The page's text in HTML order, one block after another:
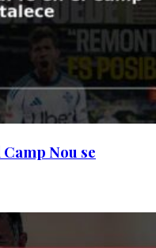
Nou se